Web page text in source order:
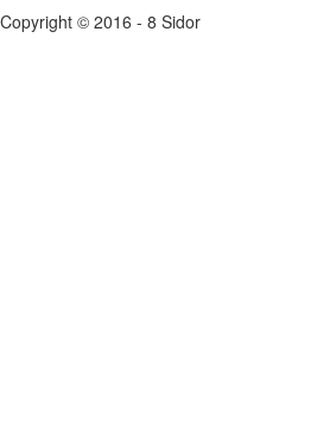
Copyright © 2016 - 8 Sidor